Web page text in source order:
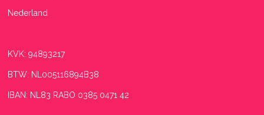
Nederland
KVK: 94893217
BTW: NL005116894B38
IBAN: NL83 RABO 0385 0471 42